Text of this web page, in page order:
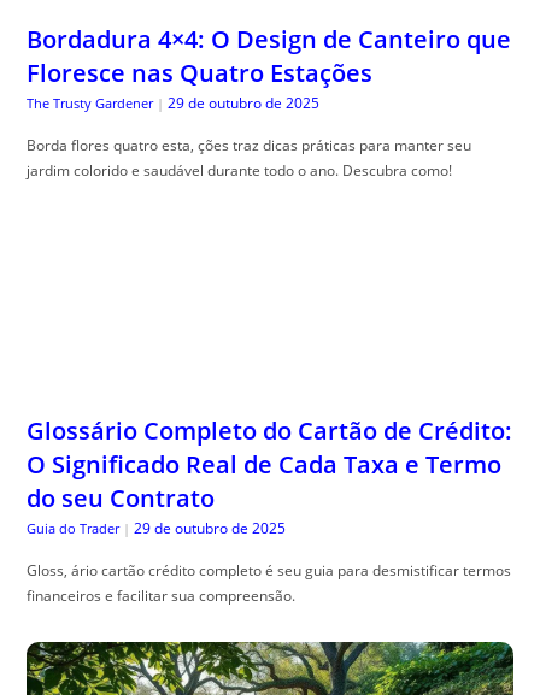
Bordadura 4×4: O Design de Canteiro que
Floresce nas Quatro Estações
The Trusty Gardener | 29 de outubro de 2025
Borda flores quatro esta, ções traz dicas práticas para manter seu
jardim colorido e saudável durante todo o ano. Descubra como!
Glossário Completo do Cartão de Crédito:
O Significado Real de Cada Taxa e Termo
do seu Contrato
Guia do Trader | 29 de outubro de 2025
Gloss, ário cartão crédito completo é seu guia para desmistificar termos
financeiros e facilitar sua compreensão.